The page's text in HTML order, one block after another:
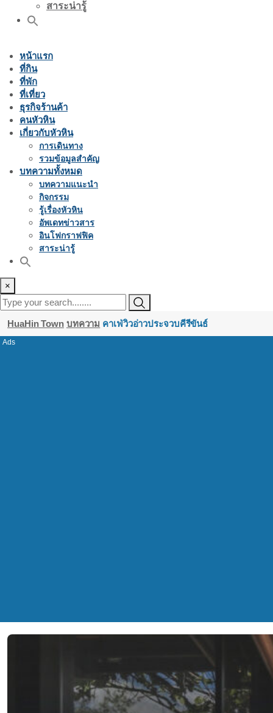
สาระน่ารู้
หน้าแรก
ที่กิน
ที่พัก
ที่เที่ยว
ธุรกิจร้านค้า
คนหัวหิน
เกี่ยวกับหัวหิน
การเดินทาง
รวมข้อมูลสำคัญ
บทความทั้งหมด
บทความแนะนำ
กิจกรรม
รู้เรื่องหัวหิน
อัพเดทข่าวสาร
อินโฟกราฟฟิค
สาระน่ารู้
×
HuaHin Town บทความ คาเฟ่วิวอ่าวประจวบคีรีขันธ์